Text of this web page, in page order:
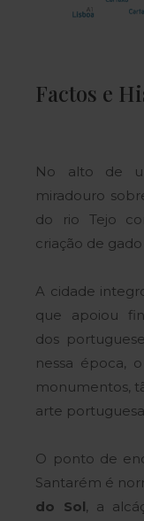
Factos e
No alto de
miradouro
do rio Tejo
criação de
A cidade
que apoiou
dos
nessa época,
monumentos,
arte
O ponto de
Santarém é
do Sol, a